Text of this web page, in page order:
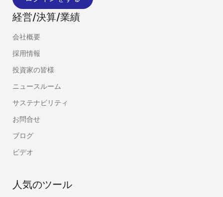
経営/決算/業績
会社概要
採用情報
投資家の皆様
ニュースルーム
サステナビリティ
お問合せ
ブログ
ビデオ
人気のツール